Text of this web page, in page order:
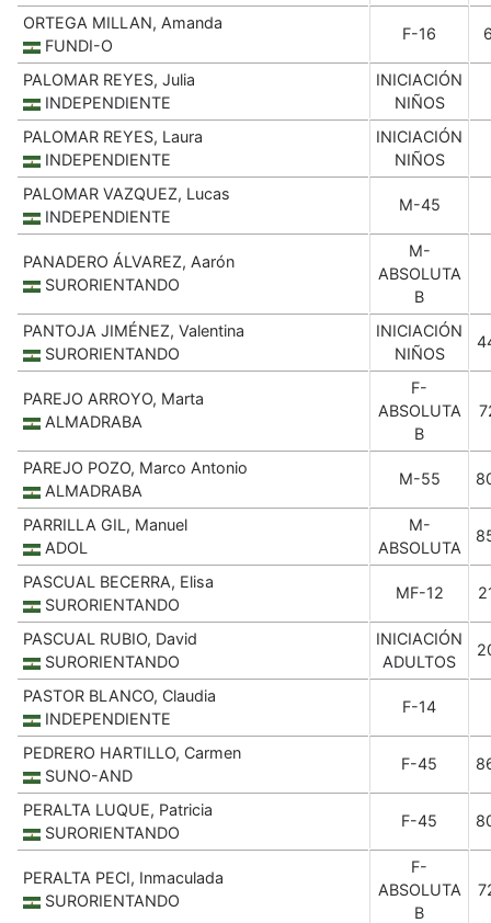
ORTEGA MILLAN, Amanda
FUNDI-O
F-16
PALOMAR REYES, Julia
INDEPENDIENTE
INICIACIÓN
NIÑOS
PALOMAR REYES, Laura
INDEPENDIENTE
INICIACIÓN
NIÑOS
PALOMAR VAZQUEZ, Lucas
INDEPENDIENTE
M-45
PANADERO ÁLVAREZ, Aarón
SURORIENTANDO
M-
ABSOLUTA
B
PANTOJA JIMÉNEZ, Valentina
SURORIENTANDO
INICIACIÓN
NIÑOS
PAREJO ARROYO, Marta
ALMADRABA
F-
ABSOLUTA
B
PAREJO POZO, Marco Antonio
ALMADRABA
M-55
PARRILLA GIL, Manuel
ADOL
M-
ABSOLUTA
PASCUAL BECERRA, Elisa
SURORIENTANDO
MF-12
PASCUAL RUBIO, David
SURORIENTANDO
INICIACIÓN
ADULTOS
PASTOR BLANCO, Claudia
INDEPENDIENTE
F-14
PEDRERO HARTILLO, Carmen
SUNO-AND
F-45
PERALTA LUQUE, Patricia
SURORIENTANDO
F-45
PERALTA PECI, Inmaculada
SURORIENTANDO
F-
ABSOLUTA
B